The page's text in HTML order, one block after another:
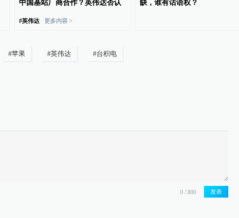
中国基站厂商合作？英伟达否认
#英伟达 更多内容 >
缺，谁有话语权？
#苹果 #英伟达 #台积电
发表